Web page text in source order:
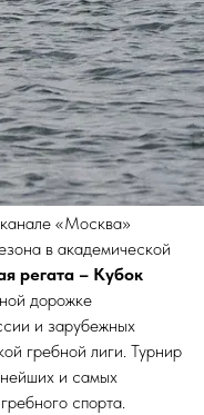
«Москва»
в академической
регата – Кубок
дорожке
и зарубежных
гребной лиги. Турнир
и самых
спорта.